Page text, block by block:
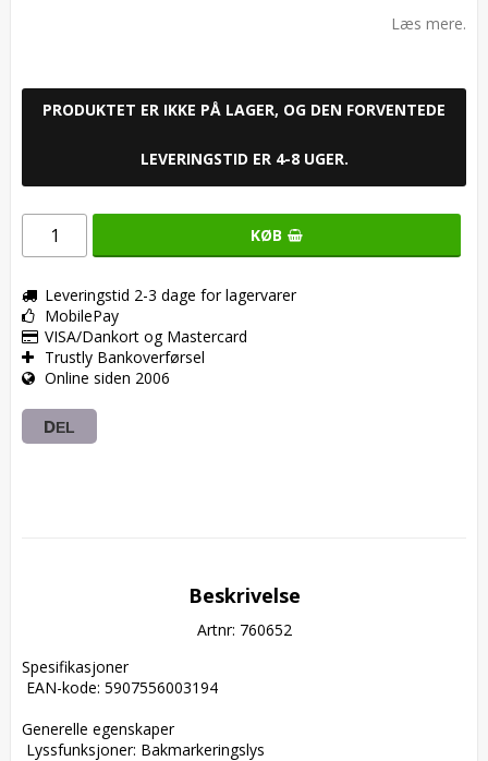
Læs mere.
PRODUKTET ER IKKE PÅ LAGER, OG DEN FORVENTEDE
LEVERINGSTID ER 4-8 UGER.
KØB
Leveringstid 2-3 dage for lagervarer
MobilePay
VISA/Dankort og Mastercard
Trustly Bankoverførsel
Online siden 2006
DEL
Beskrivelse
Artnr: 760652
Spesifikasjoner
Generelle egenskaper